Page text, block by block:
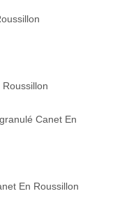
Canet En
En Roussillon